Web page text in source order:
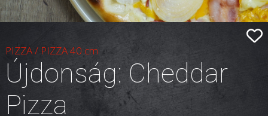
PIZZA/ PIZZA 40 cm
Újdonság: Cheddar
Pizza